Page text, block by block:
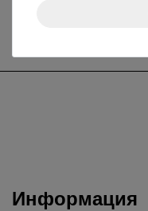
Информация